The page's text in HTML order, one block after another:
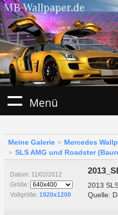
Menü
Meine Galerie Mercedes
SLS AMG und Roadster
Datum: 11/02/2012
Größe:
Vollgröße: 1920x1200
2013
Quelle: